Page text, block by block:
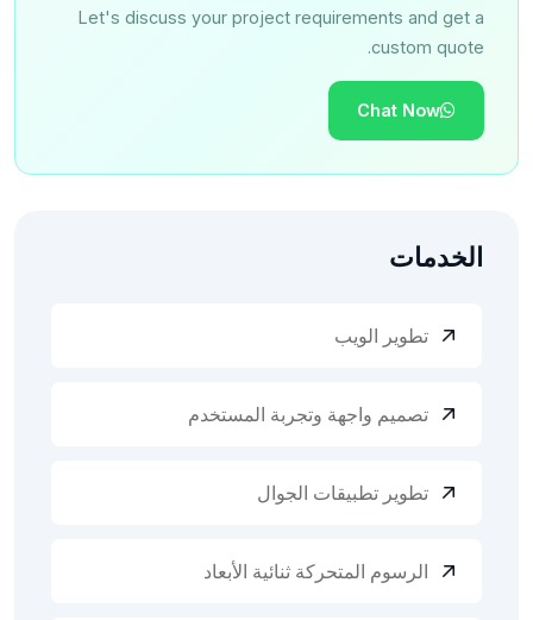
Let's discuss your project requirements and get a
custom quote.
Chat Now
الخدمات
تطوير الويب
تصميم واجهة وتجربة المستخدم
تطوير تطبيقات الجوال
الرسوم المتحركة ثنائية الأبعاد